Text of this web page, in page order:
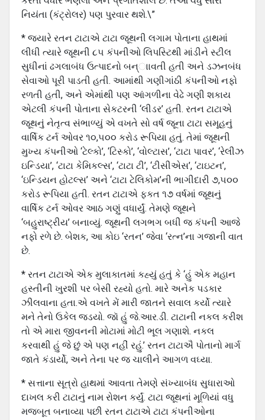
નિયંતા (કંટ્રોલર) પણ પુરવાર થશે.\”
* જયારે રતન ટાટાએ ટાટા જૂથની લગામ પોતાના હાથમાં
લીધી ત્યારે જૂથની ૮૫ કંપનીઓ લિપસ્ટિથી માંડીને સ્ટીલ
સુધીનાં ઢગલાબંધ ઉત્પાદનો બન્ાાવતી હતી અને ડઝનબંધ
સેવાઓ પૂરી પાડતી હતી. આમાંથી ગણીગાંઠી કંપનીઓ નફો
રળતી હતી, અને એમાંથી પણ આંગળીના વેઢે ગણી શકાય
એટલી કંપની પોતાના સેકટરની ‘લીડર’ હતી. રતન ટાટાએ
જૂથનું નેતૃત્વ સંભાળ્યું એ વખતે સો વર્ષ જૂના ટાટા સમૂહનું
વાર્ષિક ટર્ન ઓવર ૧૦,૫૦૦ કરોડ રૂપિયા હતું. તેમાં જૂથની
મુખ્ય કંપનીઓ ‘ટેલ્કો’, ‘ટિસ્કો’, ‘વોલ્ટાસ’, ‘ટાટા પાવર’, ‘રેલીઝ
ઇન્ડિયા’, ‘ટાટા કેમિકલ્સ’, ‘ટાટા ટી’, ‘ટીસીએસ’, ‘ટાઇટન’,
‘ઇન્ડિયન હોટલ્સ’ અને ‘ટાટા ટેલિકોમ’ની ભાગીદારી ૭,૫૦૦
કરોડ રૂપિયા હતી. રતન ટાટાએ ફકત ૧૭ વર્ષમાં જૂથનું
વાર્ષિક ટર્ન ઓવર આઠ ગણું વધાર્યું. તેમણે જૂથને
‘બહુરાષ્ટ્રીય’ બનાવ્યું. જૂથની લગભગ બધી જ કંપની આજે
નફો રળે છે. બેશક, આ કોઇ ‘રતન’ જેવા ‘રત્ન’ના ગજાની વાત
છે.
* રતન ટાટાએ એક મુલાકાતમાં કહ્યું હતું કે ‘હું એક મહાન
હસ્તીની ખુરશી પર બેસી રહ્યો હતો. મારે અનેક પડકાર
ઝીલવાના હતા.એ વખતે મેં મારી જાતને સવાલ કર્યો ત્યારે
મને તેનો ઉકેલ જડયો. જૉ હું જે.આર.ડી. ટાટાની નકલ કરીશ
તો એ મારા જીવનની મોટામાં મોટી ભૂલ ગણાશે. નકલ
કરવાથી હું જે છું એ પણ નહીં રહું.’ રતન ટાટાઐ પોતાનો માર્ગ
જાતે કંડાર્યો, અને તેના પર જ ચાલીને આગળ વઘ્યા.
* સત્તાના સૂત્રો હાથમાં આવતા તેમણે સંખ્યાબંધ સુધારાઓ
દાખલ કરી ટાટાનું નામ રોશન કર્યું. ટાટા જૂથનાં મૂળિયાં વધુ
મજબૂત બનાવ્યા પછી રતન ટાટાએ ટાટા કંપનીઓના